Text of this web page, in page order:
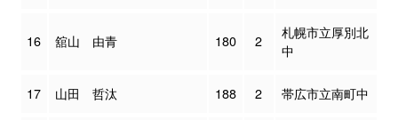
16 舘山 由青 180 2
札幌市立厚別北
中
17 山田 哲汰 188 2 帯広市立南町中